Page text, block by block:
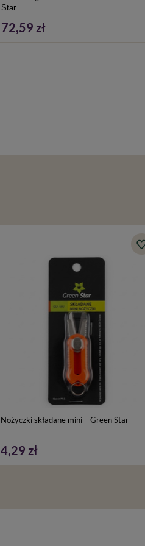
Star
72,59 zł
Nożyczki składane mini – Green Star
4,29 zł